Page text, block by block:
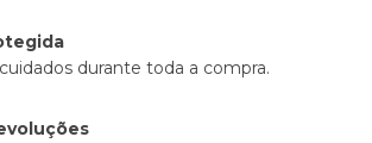
durante toda a compra.